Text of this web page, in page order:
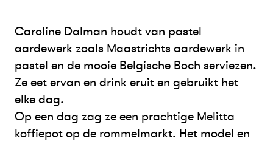
Caroline Dalman houdt van pastel
aardewerk zoals Maastrichts aardewerk in
pastel en de mooie Belgische Boch serviezen.
Ze eet ervan en drink eruit en gebruikt het
elke dag.
Op een dag zag ze een prachtige Melitta
koffiepot op de rommelmarkt. Het model en